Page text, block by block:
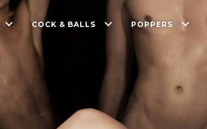
COCK & BALLS POPPERS